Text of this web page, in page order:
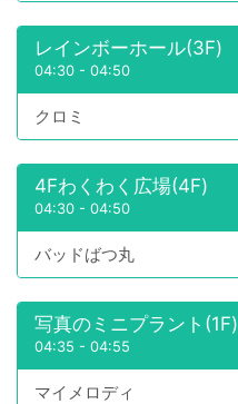
レインボーホール(3F)
04:30 - 04:50
クロミ
4Fわくわく広場(4F)
04:30 - 04:50
バッドばつ丸
写真のミニプラント(1F)
04:35 - 04:55
マイメロディ